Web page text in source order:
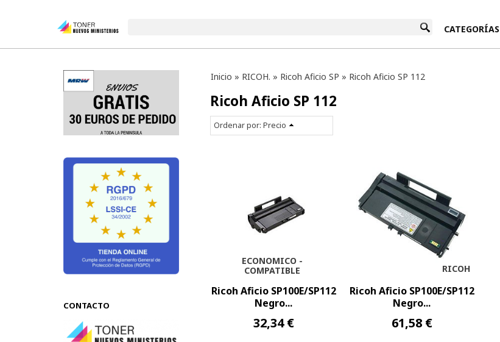
INICIO CATEGORÍAS
CONTACTO
Inicio » RICOH. » Ricoh Aficio SP » Ricoh Aficio SP 112
Ricoh Aficio SP 112
Ordenar por: Precio
ECONOMICO -
COMPATIBLE
Ricoh Aficio SP100E/SP112
Negro...
32,34 €
RICOH
Ricoh Aficio SP100E/SP112
Negro...
61,58 €